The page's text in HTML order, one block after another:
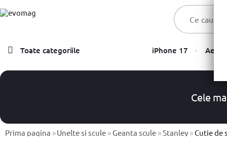
Toate categoriile
Laptopuri
Componente PC & Gaming
iPhone 17 Aer
Cele
Prima pagina »Unelte si scule » Geanta scule »Stanley »Cutie de